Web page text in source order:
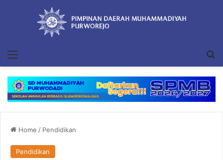
Menu
Home / Pendidikan
Pendidikan